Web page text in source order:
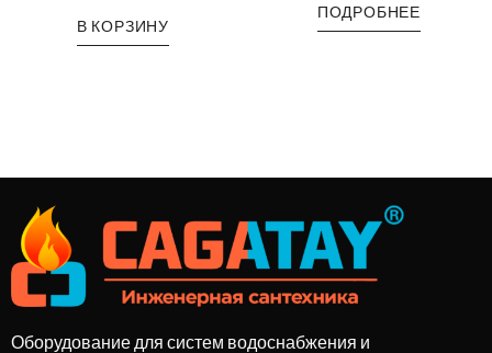
В КОРЗИНУ
ПОДРОБНЕЕ
Оборудование для систем водоснабжения и